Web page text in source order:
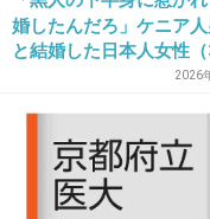
と最高裁に認定されれば
がるちゃん民は怒り狂うだろう
まあ、がるちゃん民の男女平
男が男にやるセクハラはいいが
婚したんだろ」ケニア
と結婚した日本人女性（
に“誹謗中傷”殺到…本人
2026